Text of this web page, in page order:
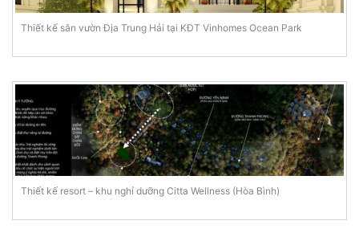
Thiết kế sân vườn Địa Trung Hải tại KĐT Vinhomes Ocean Park
Thiết kế resort – khu nghỉ dưỡng Citta Wellness (Hòa Bình)